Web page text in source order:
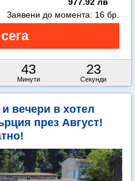
43
Минути
22
Секунди
Заявени до момента: 16 бр.
вечери в хотел
през Август!